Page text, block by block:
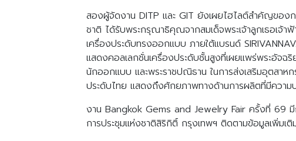
สองผู้จัดงาน DITP และ GIT ยังเผยไฮไลต์สำคัญของ
ชาติ ได้รับพระกรุณาธิคุณจากสมเด็จพระเจ้าลูกเธอเจ้
เครื่องประดับทรงออกแบบ ภายใต้แบรนด์
แสดงคอลเลกชั่นเครื่องประดับชั้นสูงที่เผยแพร่พระอัจ
นักออกแบบ และพระราชปณิธาน ในการส่งเสริมอุตสา
ประดับไทย แสดงถึงศักยภาพทางด้านการผลิตที่มีควา
งาน Bangkok Gems and Jewelry Fair ครั้งที่ 69
การประชุมแห่งชาติสิริกิติ์ กรุงเทพฯ ติดตามข้อมูลเพิ่